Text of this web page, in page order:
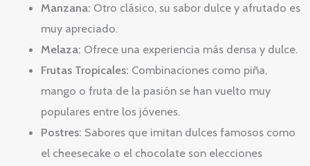
Manzana: Otro clásico, su sabor dulce y afrutado es
muy apreciado.
Melaza: Ofrece una experiencia más densa y dulce.
Frutas Tropicales: Combinaciones como piña,
mango o fruta de la pasión se han vuelto muy
populares entre los jóvenes.
Postres: Sabores que imitan dulces famosos como
el cheesecake o el chocolate son elecciones